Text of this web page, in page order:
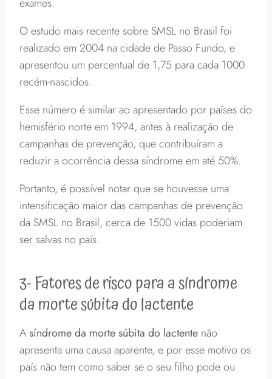
O estudo mais recente sobre SMSL no Brasil foi
realizado em 2004 na cidade de Passo Fundo, e
apresentou um percentual de 1,75 para cada 1000
recém-nascidos.
Esse número é similar ao apresentado por países do
hemisfério norte em 1994, antes à realização de
campanhas de prevenção, que contribuíram a
reduzir a ocorrência dessa síndrome em até 50%.
Portanto, é possível notar que se houvesse uma
intensificação maior das campanhas de prevenção
da SMSL no Brasil, cerca de 1500 vidas poderiam
ser salvas no país.
3- Fatores de risco para a síndrome
da morte súbita do lactente
Asíndrome da morte súbita do lactente não
apresenta uma causa aparente, e por esse motivo os
país não tem como saber se o seu filho pode ou